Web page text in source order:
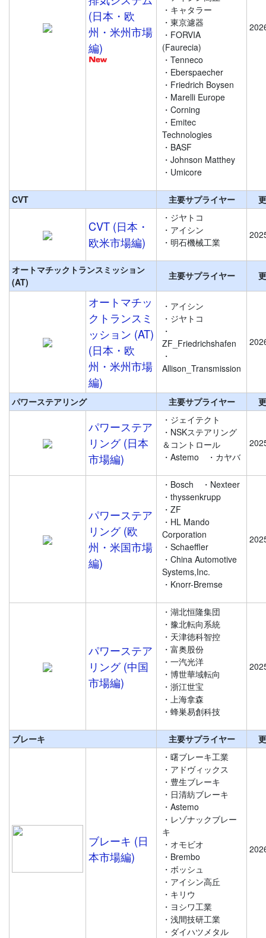
(日本・欧
州・米州市場
編)
・キャタラー
・東京濾器
・FORVIA
(Faurecia)
・Tenneco
・Eberspaecher
・Friedrich Boysen
・Marelli Europe
・Corning
・Emitec
Technologies
・BASF
・Johnson Matthey
・Umicore
CVT 主要サプライヤー
CVT (日本・
欧米市場編)
・ジヤトコ
・アイシン
・明石機械工業
オートマチックトランスミッション
(AT)
主要サプライヤー
オートマチッ
クトランスミ
ッション (AT)
(⽇本・欧
州・米州市場
編)
・アイシン
・ジヤトコ
・
ZF_Friedrichshafen
・
Allison_Transmission
パワーステアリング 主要サプライヤー
パワーステア
リング (日本
市場編)
・ジェイテクト
・NSKステアリング
＆コントロール
・Astemo
・カヤバ
パワーステア
リング (欧
州・米国市場
編)
・Bosch
・Nexteer
・thyssenkrupp
・ZF
・HL Mando
Corporation
・Schaeffler
・China Automotive
Systems,Inc.
・Knorr-Bremse
パワーステア
リング (中国
市場編)
・湖北恒隆集団
・豫北転向系統
・天津徳科智控
・富奥股份
・一汽光洋
・博世華域転向
・浙江世宝
・上海拿森
・蜂巣易創科技
ブレーキ 主要サプライヤー
ブレーキ (日
本市場編)
・曙ブレーキ工業
・アドヴィックス
・豊生ブレーキ
・日清紡ブレーキ
・Astemo
・レゾナックブレー
キ
・オモビオ
・Brembo
・ボッシュ
・アイシン高丘
・キリウ
・ヨシワ工業
・浅間技研工業
・ダイハツメタル